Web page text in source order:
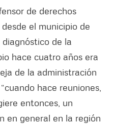
de derechos
el municipio de
de la
hace cuatro años era
de la administración
hace reuniones,
entonces, un
en general en la región